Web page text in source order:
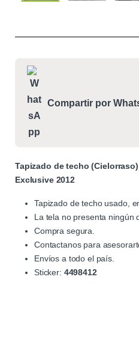
Compartir por
Tapizado de techo
Exclusive 2012
Tapizado de techo usado,
La tela no presenta ningún
Compra segura.
Contactanos para
Envíos a todo el país.
Sticker: 4498412